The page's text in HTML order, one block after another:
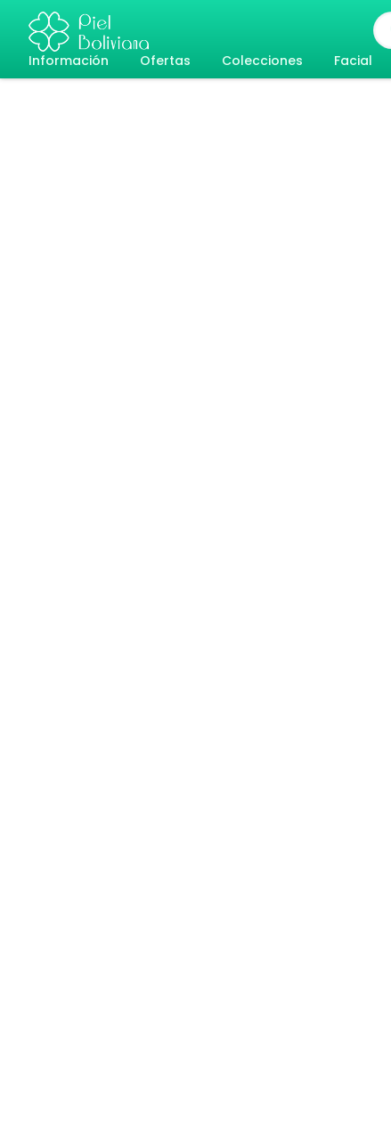
contenido
de
Información
Ofertas Colecciones Facial